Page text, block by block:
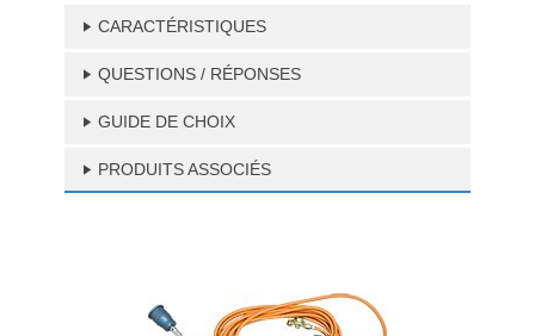
CARACTÉRISTIQUES
QUESTIONS / RÉPONSES
GUIDE DE CHOIX
PRODUITS ASSOCIÉS